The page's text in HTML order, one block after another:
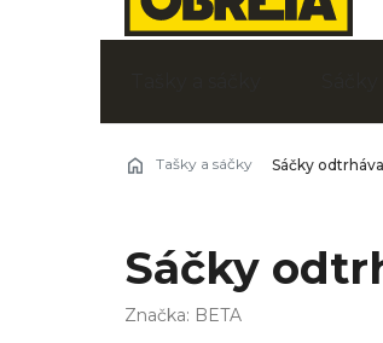
Tašky a sáčky Sáčky
Sáčky
Značka: BETA